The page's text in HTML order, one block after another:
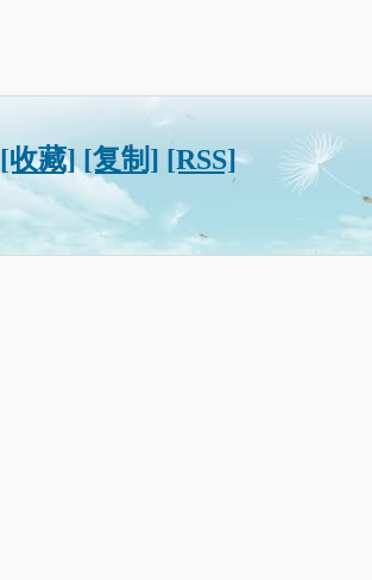
[收藏] [复制] [RSS]